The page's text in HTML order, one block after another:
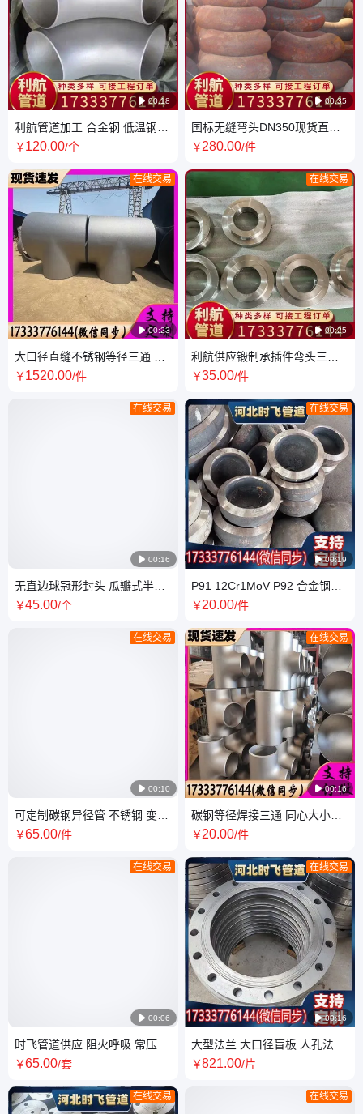
 00:18
利航管道加工 合金钢 低温钢材
质无缝弯头 90 D325*12
￥120.00/个
 00:23
在线交易
大口径直缝不锈钢等径三通 TS
DN600 8mm SS30408 316L
￥1520.00/件
 00:16
在线交易
无直边球冠形封头 瓜瓣式半球
封 头耐高压 防腐蚀 直径
￥45.00/个
 00:10
在线交易
可定制碳钢异径管 不锈钢 变径
吸水喇叭口同心偏心大小头
￥65.00/件
 00:06
在线交易
时飞管道供应 阻火呼吸 常压 泄
压 垂直吊盖人孔 支持定制
￥65.00/套
在线交易
 00:35
国标无缝弯头DN350现货直缝
不锈钢合金低碳钢 异型可定制
￥280.00/件
 00:25
在线交易
利航供应锻制承插件弯头三通
螺纹锻件DN50 CL2000 NPT耐
￥35.00/件
 00:19
在线交易
P91 12Cr1MoV P92 合金钢材
质厚壁高压封头 管帽 长半径弯
￥20.00/件
 00:16
在线交易
碳钢等径焊接三通 同心大小头
异径管 DN100*5 四通Q235
￥20.00/件
 00:16
在线交易
大型法兰 大口径盲板 人孔法兰
盖非标图纸定做碳钢不锈钢
￥821.00/片
在线交易